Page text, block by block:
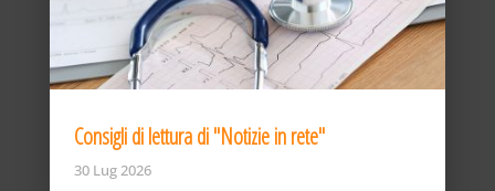
Consigli di lettura di "Notizie in rete"
30 Lug 2026